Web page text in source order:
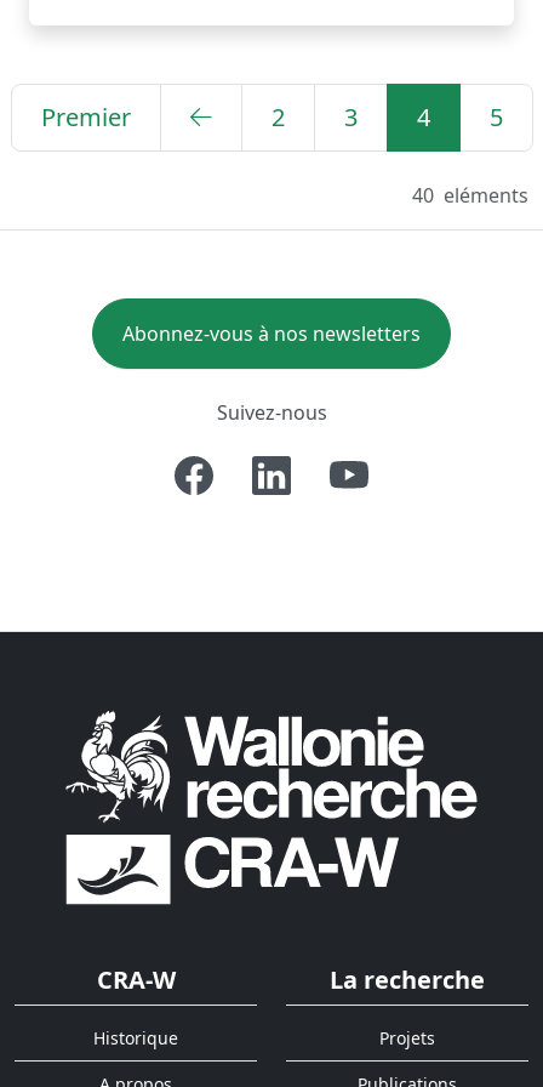
Premier 2 3 4 5
40 eléments
Abonnez-vous à nos newsletters
Suivez-nous
CRA-W
Historique
La recherche
Projets